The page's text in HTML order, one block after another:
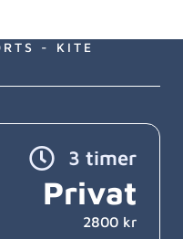
- KITE
3 timer
Privat
2800 kr